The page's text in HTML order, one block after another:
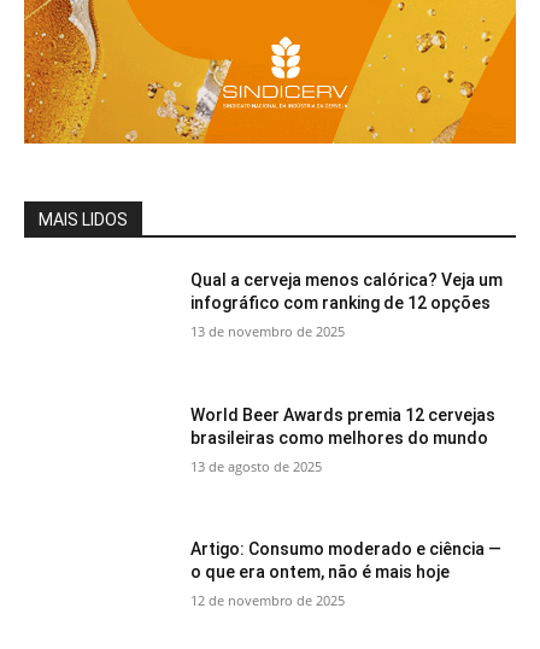
MAIS LIDOS
Qual a cerveja menos calórica? Veja um
infográfico com ranking de 12 opções
13 de novembro de 2025
World Beer Awards premia 12 cervejas
brasileiras como melhores do mundo
13 de agosto de 2025
Artigo: Consumo moderado e ciência —
o que era ontem, não é mais hoje
12 de novembro de 2025